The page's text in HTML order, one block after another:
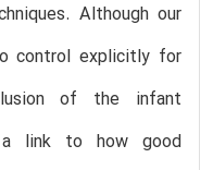
Although our
control explicitly for
of the infant
a link to how good